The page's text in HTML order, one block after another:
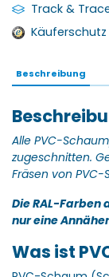
Track &
Käuferschutz
Beschreibung
Alle PVC-
zugeschnitten.
Fräsen von
Die RAL-
nur eine
Was ist